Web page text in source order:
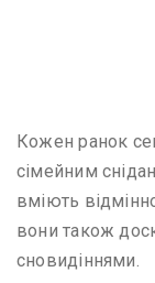
Кожен ранок
сімейним
вміють
вони також
сновидіннями.